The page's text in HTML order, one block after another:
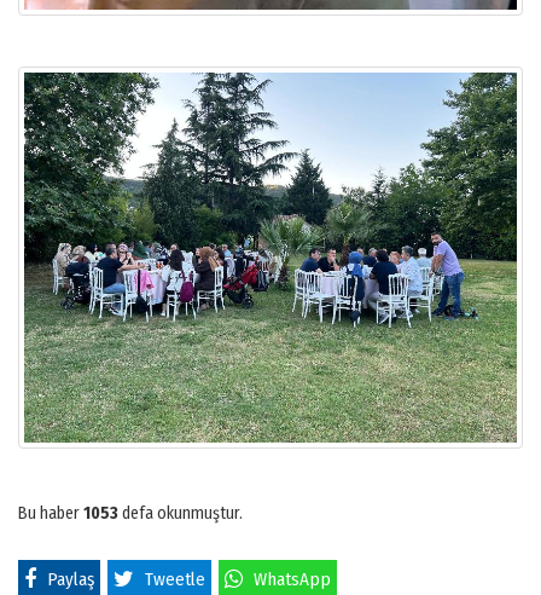
Bu haber1053defa okunmuştur.
Paylaş Tweetle WhatsApp